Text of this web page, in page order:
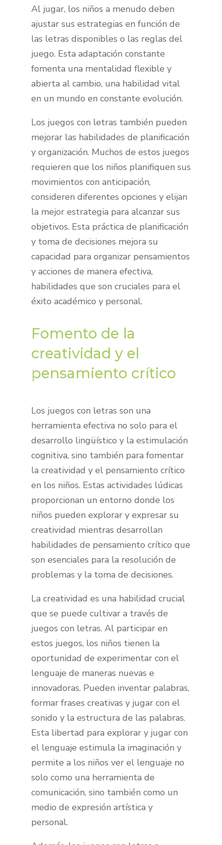
Al jugar, los niños a menudo deben
ajustar sus estrategias en función de
las letras disponibles o las reglas del
juego. Esta adaptación constante
fomenta una mentalidad flexible y
abierta al cambio, una habilidad vital
en un mundo en constante evolución.
Los juegos con letras también pueden
mejorar las habilidades de planificación
y organización. Muchos de estos juegos
requieren que los niños planifiquen sus
movimientos con anticipación,
consideren diferentes opciones y elijan
la mejor estrategia para alcanzar sus
objetivos. Esta práctica de planificación
y toma de decisiones mejora su
capacidad para organizar pensamientos
y acciones de manera efectiva,
habilidades que son cruciales para el
éxito académico y personal.
Fomento de la
creatividad y el
pensamiento crítico
Los juegos con letras son una
herramienta efectiva no solo para el
desarrollo lingüístico y la estimulación
cognitiva, sino también para fomentar
la creatividad y el pensamiento crítico
en los niños. Estas actividades lúdicas
proporcionan un entorno donde los
niños pueden explorar y expresar su
creatividad mientras desarrollan
habilidades de pensamiento crítico que
son esenciales para la resolución de
problemas y la toma de decisiones.
La creatividad es una habilidad crucial
que se puede cultivar a través de
juegos con letras. Al participar en
estos juegos, los niños tienen la
oportunidad de experimentar con el
lenguaje de maneras nuevas e
innovadoras. Pueden inventar palabras,
formar frases creativas y jugar con el
sonido y la estructura de las palabras.
Esta libertad para explorar y jugar con
el lenguaje estimula la imaginación y
permite a los niños ver el lenguaje no
solo como una herramienta de
comunicación, sino también como un
medio de expresión artística y
personal.